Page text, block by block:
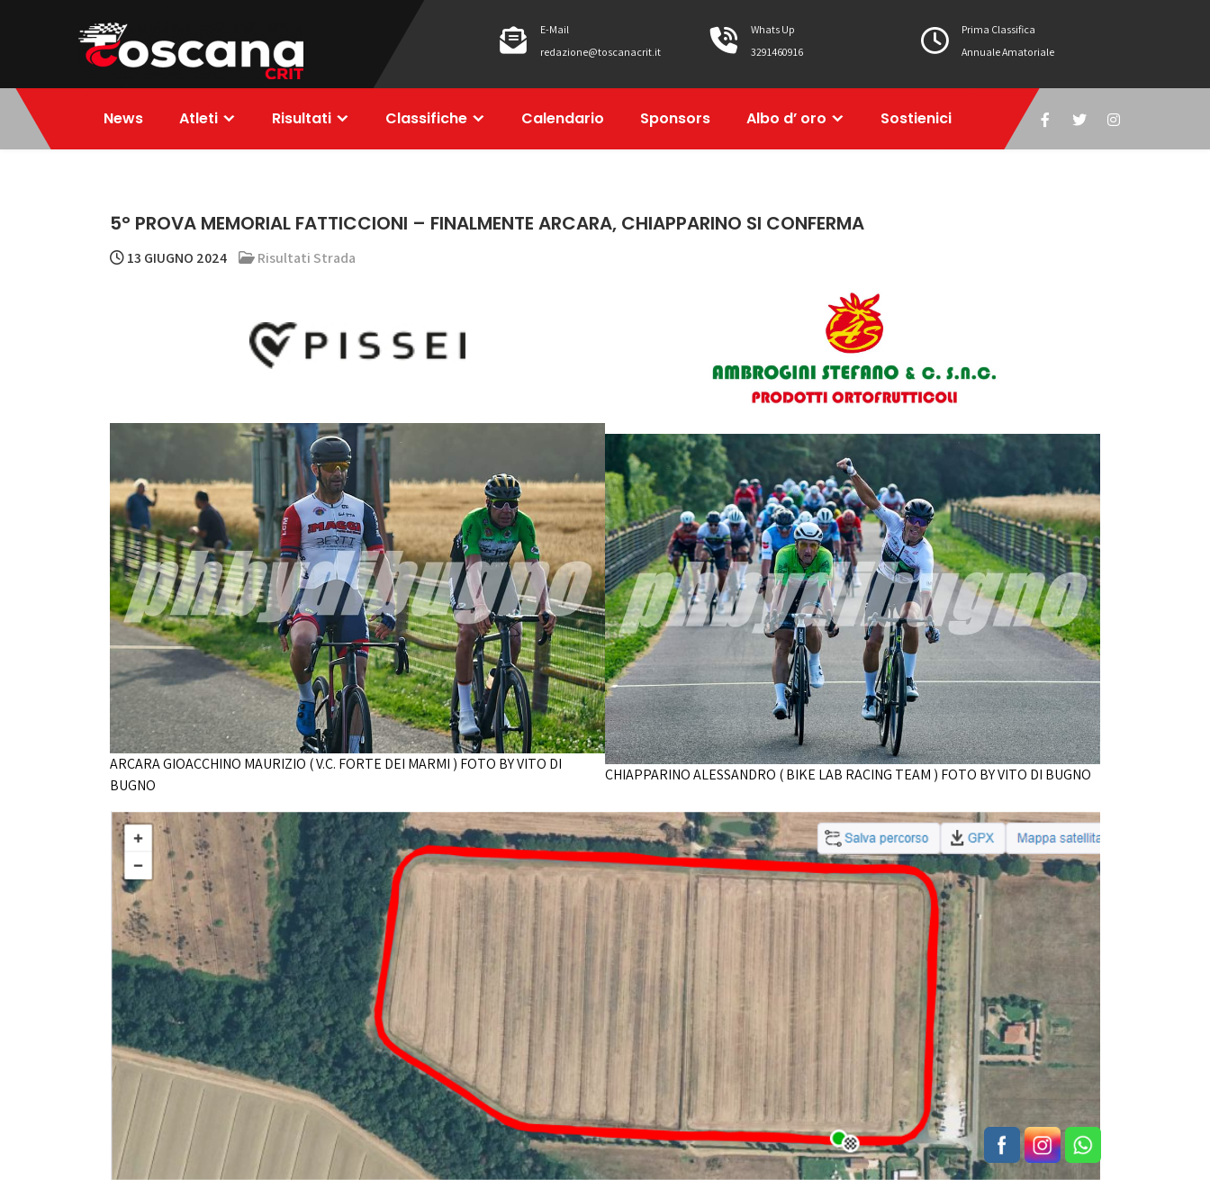
ToscanaCRIT
RIDE4WIN
E-Mail
redazione@toscanacrit.it
Whats Up
3291460916
Prima Classifica
Annuale Amatoriale
News Atleti Risultati Classifiche Calendario Sponsors Albo d’ oro Sostienici
5° PROVA MEMORIAL FATTICCIONI – FINALMENTE ARCARA, CHIAPPARINO SI CONFERMA
13 GIUGNO 2024 Risultati Strada
ARCARA GIOACCHINO MAURIZIO ( V.C. FORTE DEI MARMI ) FOTO BY VITO DI
BUGNO
CHIAPPARINO ALESSANDRO ( BIKE LAB RACING TEAM ) FOTO BY VITO DI BUGNO